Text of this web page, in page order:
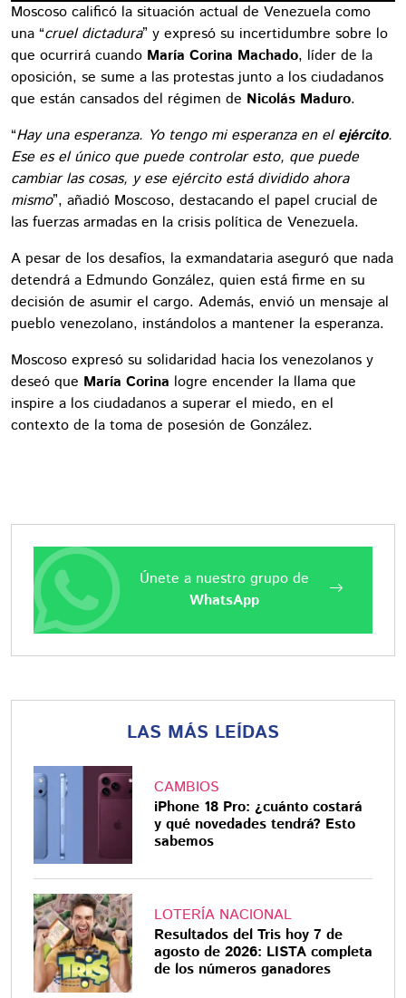
Moscoso calificó la situación actual de Venezuela como
una “cruel dictadura” y expresó su incertidumbre sobre lo
que ocurrirá cuando María Corina Machado, líder de la
oposición, se sume a las protestas junto a los ciudadanos
que están cansados del régimen de Nicolás Maduro.
“Hay una esperanza. Yo tengo mi esperanza en elejército.
Ese es el único que puede controlar esto, que puede
cambiar las cosas, y ese ejército está dividido ahora
mismo”, añadió Moscoso, destacando el papel crucial de
las fuerzas armadas en la crisis política de Venezuela.
A pesar de los desafíos, la exmandataria aseguró que nada
detendrá a Edmundo González, quien está firme en su
decisión de asumir el cargo. Además, envió un mensaje al
pueblo venezolano, instándolos a mantener la esperanza.
Moscoso expresó su solidaridad hacia los venezolanos y
deseó que María Corina logre encender la llama que
inspire a los ciudadanos a superar el miedo, en el
contexto de la toma de posesión de González.
Únete a nuestro grupo de
WhatsApp
LAS MÁS LEÍDAS
CAMBIOS
iPhone 18 Pro: ¿cuánto costará
y qué novedades tendrá? Esto
sabemos
LOTERÍA NACIONAL
Resultados del Tris hoy 7 de
agosto de 2026: LISTA completa
de los números ganadores